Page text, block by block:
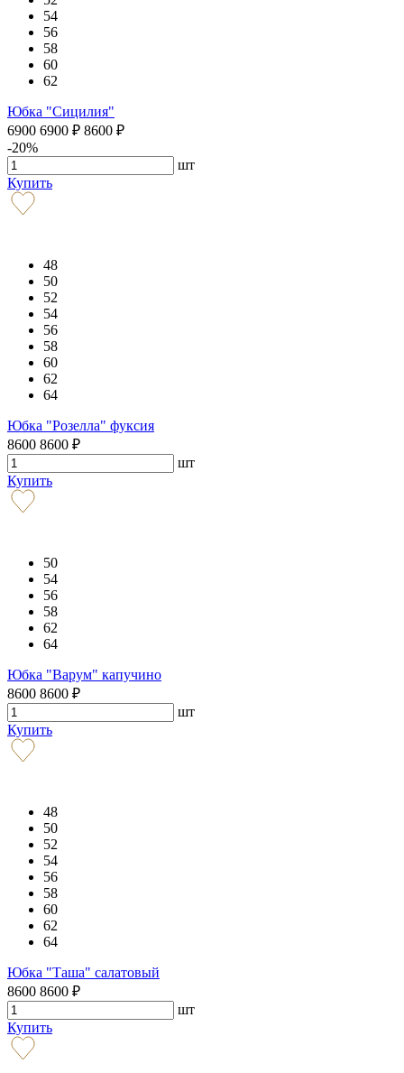
54
56
58
60
62
Юбка "Сицилия"
6900 6900 ₽ 8600 ₽
-20%
шт
Купить
48
50
52
54
56
58
60
62
64
Юбка "Розелла" фуксия
8600 8600 ₽
шт
Купить
50
54
56
58
62
64
Юбка "Варум" капучино
8600 8600 ₽
шт
Купить
48
50
52
54
56
58
60
62
64
Юбка "Таша" салатовый
8600 8600 ₽
шт
Купить